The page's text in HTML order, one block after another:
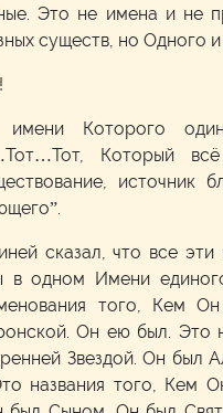
Это не имена и не
существ, но Одного
Которого
Который
источник
сказал, что все эти
в одном Имени
того, Кем
Он ею был. Это
Звездой. Он был
названия того, Кем